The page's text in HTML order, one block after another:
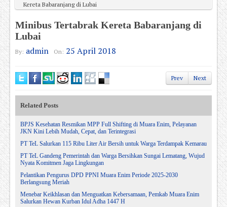
Kereta Babaranjang di Lubai
Minibus Tertabrak Kereta Babaranjang di
Lubai
By: admin On: 25 April 2018
Prev Next
Related Posts
BPJS Kesehatan Resmikan MPP Full Shifting di Muara Enim, Pelayanan
JKN Kini Lebih Mudah, Cepat, dan Terintegrasi
PT TeL Salurkan 115 Ribu Liter Air Bersih untuk Warga Terdampak Kemarau
PT TeL Gandeng Pemerintah dan Warga Bersihkan Sungai Lematang, Wujud
Nyata Komitmen Jaga Lingkungan
Pelantikan Pengurus DPD PPNI Muara Enim Periode 2025-2030
Berlangsung Meriah
Menebar Keikhlasan dan Menguatkan Kebersamaan, Pemkab Muara Enim
Salurkan Hewan Kurban Idul Adha 1447 H